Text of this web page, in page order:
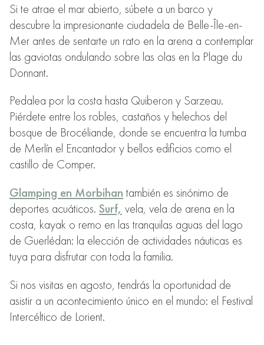
Si te atrae el mar abierto, súbete a un barco y
descubre la impresionante ciudadela de Belle-Île-en-
Mer antes de sentarte un rato en la arena a contemplar
las gaviotas ondulando sobre las olas en la Plage du
Donnant.
Pedalea por la costa hasta Quiberon y Sarzeau.
Piérdete entre los robles, castaños y helechos del
bosque de Brocéliande, donde se encuentra la tumba
de Merlín el Encantador y bellos edificios como el
castillo de Comper.
Glamping en Morbihan también es sinónimo de
deportes acuáticos. Surf, vela, vela de arena en la
costa, kayak o remo en las tranquilas aguas del lago
de Guerlédan: la elección de actividades náuticas es
tuya para disfrutar con toda la familia.
Si nos visitas en agosto, tendrás la oportunidad de
asistir a un acontecimiento único en el mundo: el Festival
Intercéltico de Lorient.